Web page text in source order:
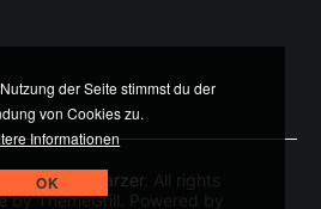
M. Schwarzer . All rights
by ThemeGrill. Powered by
der Seite stimmst du der
von Cookies zu.
Informationen
OK